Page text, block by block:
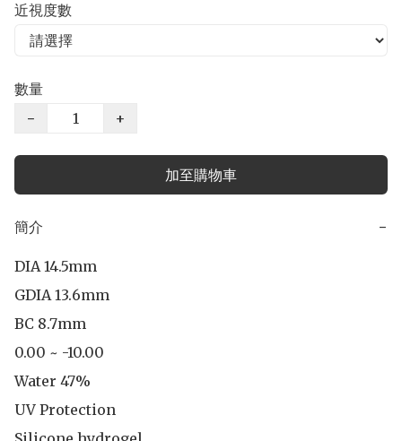
近視度數
數量
−
+
加至購物車
簡介 −
DIA 14.5mm
GDIA 13.6mm
BC 8.7mm
0.00 ~ -10.00
Water 47%
UV Protection